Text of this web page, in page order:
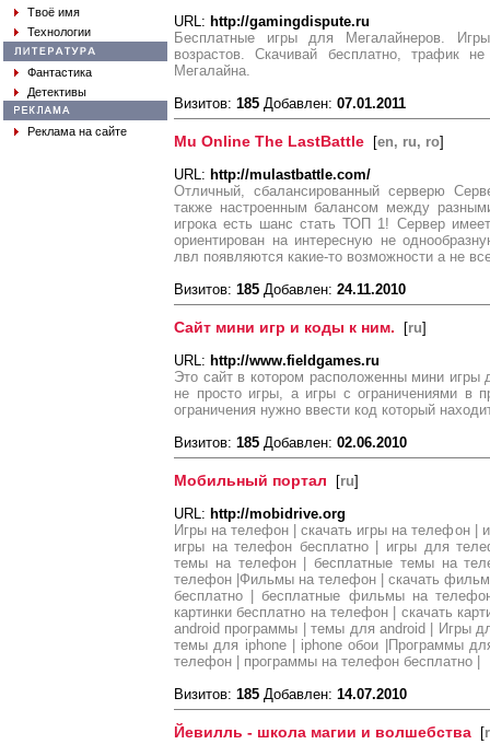
Твоё имя
Технологии
Фантастика
Детективы
Реклама на сайте
URL: http://gamingdispute.ru
Бесплатные игры для Мегалайнеров.
возрастов. Скачивай бесплатно, трафик
Мегалайна.
Визитов: 185 Добавлен: 07.01.2011
Mu Online The LastBattle [en, ru, ro]
URL: http://mulastbattle.com/
Отличный, сбалансированный серверю
также настроенным балансом между
игрока есть шанс стать ТОП 1! Сервер
ориентирован на интересную не
лвл появляются какие-то возможности а не
Визитов: 185 Добавлен: 24.11.2010
Сайт мини игр и коды к ним. [ru]
URL: http://www.fieldgames.ru
Это сайт в котором расположенны мини игры
не просто игры, а игры с ограничениями в
ограничения нужно ввести код который
Визитов: 185 Добавлен: 02.06.2010
Мобильный портал [ru]
URL: http://mobidrive.org
Игры нa тeлeфон | скaчaть игры нa тeлeфон |
игры нa телефон бесплатно | игры для
тeмы нa тeлeфон | бесплатные темы на
телефон |Фильмы на телефон | скачать
бесплатно | бесплатные фильмы на
картинки бесплатно на телефон | скачать
android программы | темы для android | Игры
темы для iphone | iphone обои |Программы
телефон | программы на телефон бесплатно |
Визитов: 185 Добавлен: 14.07.2010
Йевилль - школа магии и волшебства [